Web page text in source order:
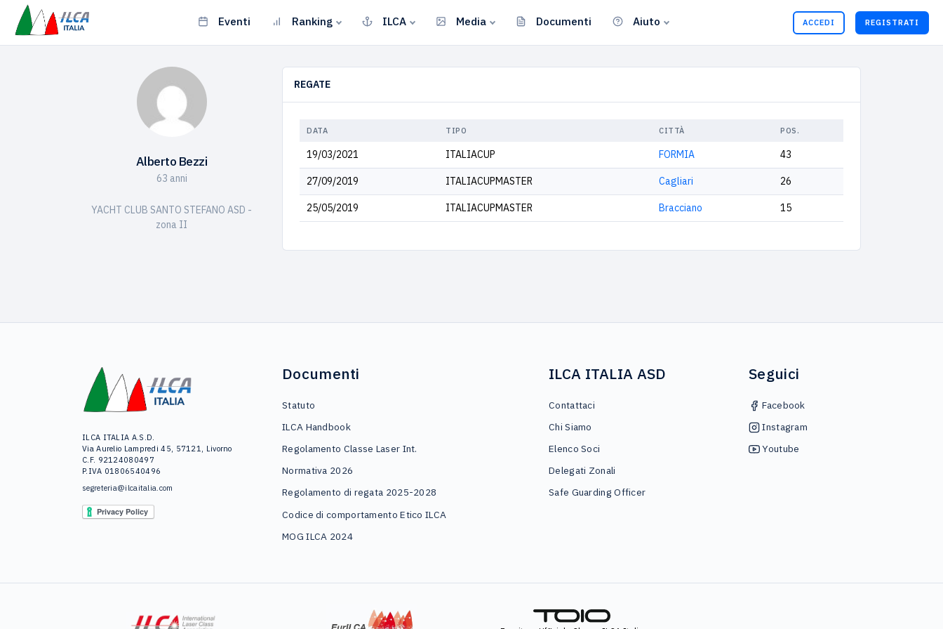
Eventi Ranking ILCA Media Documenti Aiuto ACCEDI REGISTRATI
Alberto Bezzi
63 anni
YACHT CLUB SANTO STEFANO ASD -
zona II
REGATE
DATA TIPO CITTÀ POS.
19/03/2021 ITALIACUP FORMIA 43
27/09/2019 ITALIACUPMASTER Cagliari 26
25/05/2019 ITALIACUPMASTER Bracciano 15
ILCA ITALIA A.S.D.
Via Aurelio Lampredi 45, 57121, Livorno
C.F. 92124080497
P.IVA 01806540496
segreteria@ilcaitalia.com
Documenti
Statuto
ILCA Handbook
Regolamento Classe Laser Int.
Normativa 2026
Regolamento di regata 2025-2028
Codice di comportamento Etico ILCA
MOG ILCA 2024
ILCA ITALIA ASD
Contattaci
Chi Siamo
Elenco Soci
Delegati Zonali
Safe Guarding Officer
Seguici
Facebook
Instagram
Youtube